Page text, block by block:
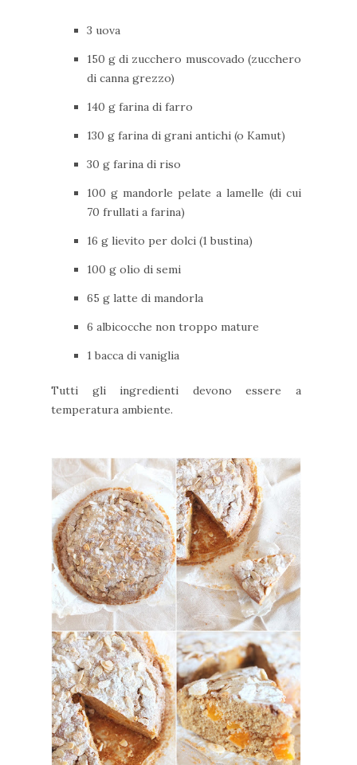
3 uova
150 g di zucchero muscovado (zucchero
di canna grezzo)
140 g farina di farro
130 g farina di grani antichi (o Kamut)
30 g farina di riso
100 g mandorle pelate a lamelle (di cui
70 frullati a farina)
16 g lievito per dolci (1 bustina)
100 g olio di semi
65 g latte di mandorla
6 albicocche non troppo mature
1 bacca di vaniglia
Tutti gli ingredienti devono essere a
temperatura ambiente.